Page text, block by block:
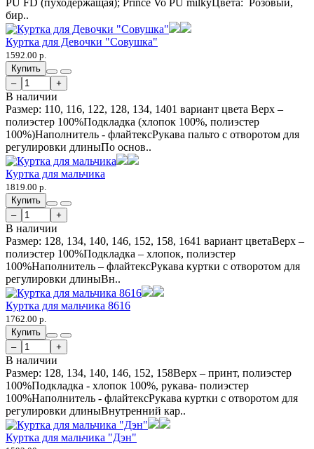
бир..
Куртка для Девочки "Совушка"
1592.00 р.
Купить
–
+
В наличии
Размер: 110, 116, 122, 128, 134, 1401 вариант цвета Верх –
полиэстер 100%Подкладка (хлопок 100%, полиэстер
100%)Наполнитель - флайтексРукава пальто с отворотом для
регулировки длиныПо основ..
Куртка для мальчика
1819.00 р.
Купить
–
+
В наличии
Размер: 128, 134, 140, 146, 152, 158, 1641 вариант цветаВерх –
полиэстер 100%Подкладка – хлопок, полиэстер
100%Наполнитель – флайтексРукава куртки с отворотом для
регулировки длиныВн..
Куртка для мальчика 8616
1762.00 р.
Купить
–
+
В наличии
Размер: 128, 134, 140, 146, 152, 158Верх – принт, полиэстер
100%Подкладка - хлопок 100%, рукава- полиэстер
100%Наполнитель - флайтексРукава куртки с отворотом для
регулировки длиныВнутренний кар..
Куртка для мальчика "Дэн"